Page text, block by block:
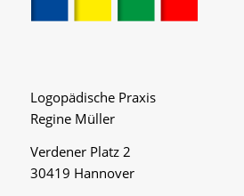
Logopädische Praxis
Regine Müller
Verdener Platz 2
30419 Hannover